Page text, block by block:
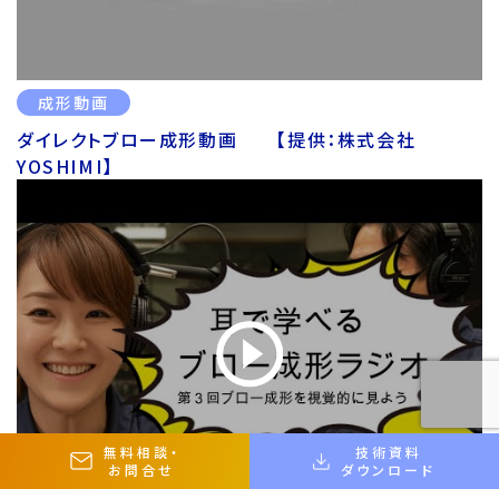
成形動画
ダイレクトブロー成形動画 【提供：株式会社
YOSHIMI】
無料相談 ・
お問合せ
技術資料
ダウンロード